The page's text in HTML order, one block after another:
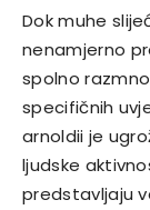
Dok muhe
nenamjerno
spolno
specifičnih
arnoldii je
ljudske
predstavljaju